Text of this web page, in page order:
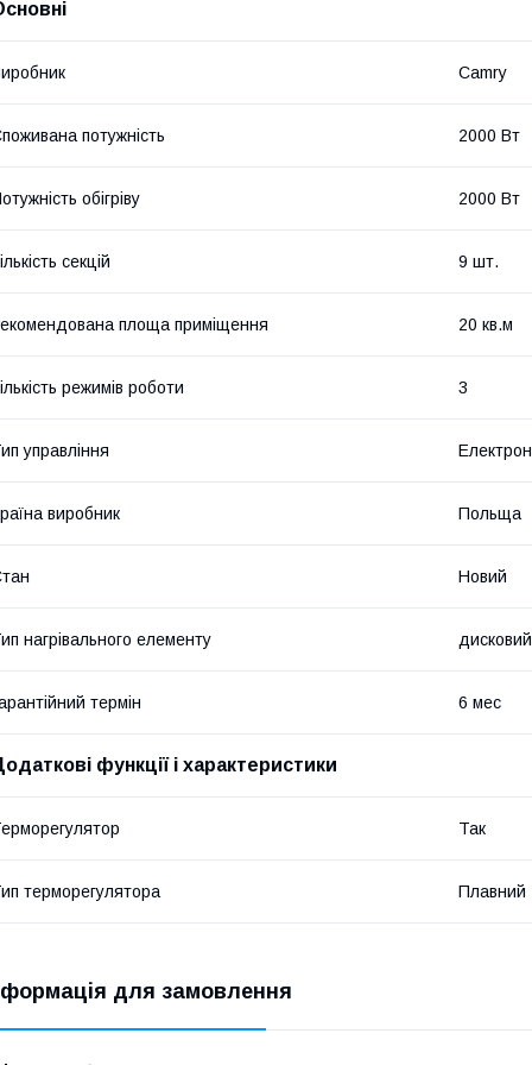
Camry
потужність 2000 Вт
обігріву 2000 Вт
секцій 9 шт.
площа приміщення 20 кв.м
режимів роботи 3
управління
виробник Польща
Новий
нагрівального елементу дисковий
термін 6 мес
функції і характеристики
Так
терморегулятора Плавний
для замовлення